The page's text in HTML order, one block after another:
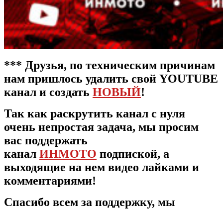
*** Друзья, по техническим причинам
нам пришлось удалить свой YOUTUBE
канал и создать НОВЫЙ!
Так как раскрутить канал с нуля
очень непростая задача, мы просим
вас поддержать
канал ИНМОТО подпиской, а
выходящие на нем видео лайками и
комментариями!
Спасибо всем за поддержку, мы